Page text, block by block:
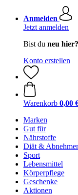
Anmelden
Jetzt anmelden
Bist du neu hier?
Konto erstellen
Warenkorb 0,00
Marken
Gut für
Nährstoffe
Diät &
Sport
Lebensmittel
Körperpflege
Geschenke
Aktionen